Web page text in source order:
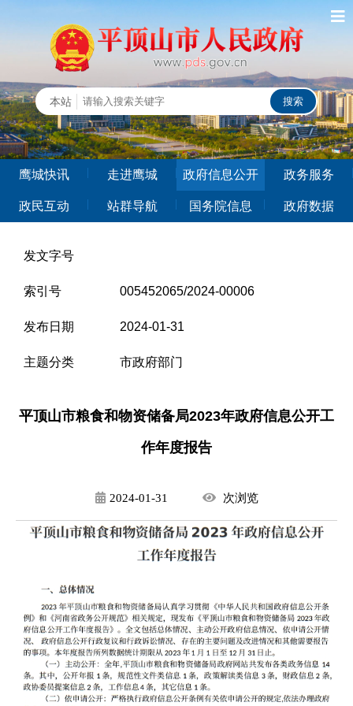
鹰城快讯 走进鹰城 政府信息公开 政务服务
政民互动 站群导航 国务院信息 政府数据
发文字号
索引号 005452065/2024-00006
发布日期 2024-01-31
主题分类 市政府部门
平顶山市粮食和物资储备局2023年政府信息公开工
作年度报告
2024-01-31 次浏览